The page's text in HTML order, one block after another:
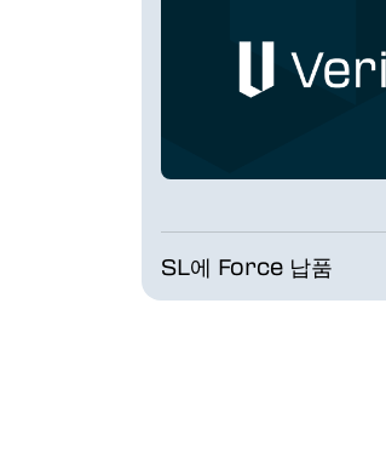
SL에 Force 납품